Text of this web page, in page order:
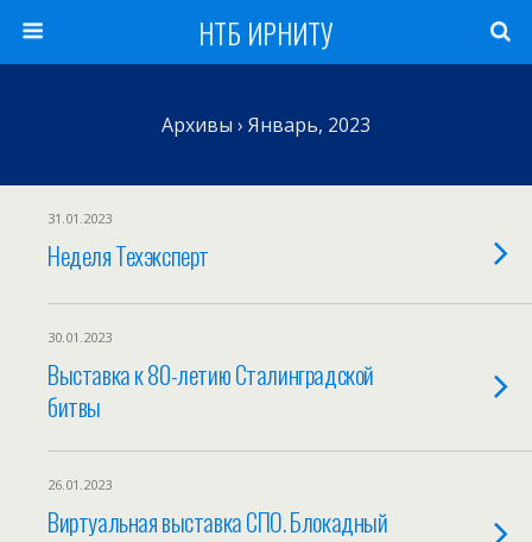
НТБ ИРНИТУ
Архивы › Январь, 2023
31.01.2023
Неделя Техэксперт
30.01.2023
Выставка к 80-летию Сталинградской
битвы
26.01.2023
Виртуальная выставка СПО. Блокадный